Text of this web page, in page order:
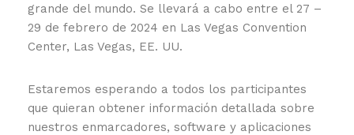
grande del mundo. Se llevará a cabo entre el 27 –
29 de febrero de 2024 en Las Vegas Convention
Center, Las Vegas, EE. UU.
Estaremos esperando a todos los participantes
que quieran obtener información detallada sobre
nuestros enmarcadores, software y aplicaciones